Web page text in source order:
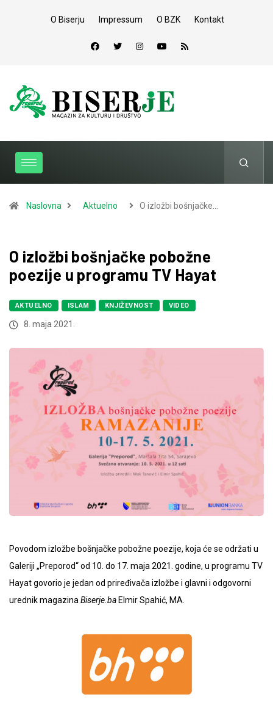
O Biserju Impressum O BZK Kontakt
Naslovna Aktuelno O izložbi bošnjačke…
O izložbi bošnjačke pobožne
poezije u programu TV Hayat
AKTUELNO ISLAM KNJIŽEVNOST VIDEO
8. maja 2021.
Povodom izložbe bošnjačke pobožne poezije, koja će se održati u
Galeriji „Preporod“ od 10. do 17. maja 2021. godine, u programu TV
Hayat govorio je jedan od priređivača izložbe i glavni i odgovorni
urednik magazinaBiserje.ba Elmir Spahić, MA.